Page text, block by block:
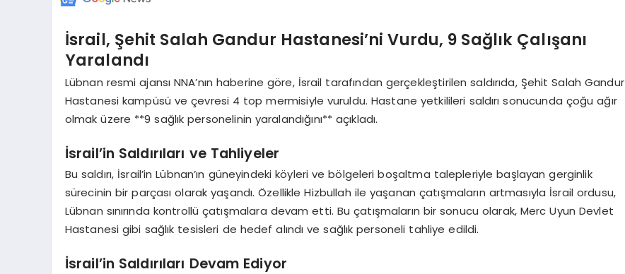
İsrail, Şehit Salah Gandur Hastanesi’ni Vurdu, 9 Sağlık Çalışanı
Yaralandı
Lübnan resmi ajansı NNA’nın haberine göre, İsrail tarafından gerçekleştirilen saldırıda, Şehit Salah Gandur
Hastanesi kampüsü ve çevresi 4 top mermisiyle vuruldu. Hastane yetkilileri saldırı sonucunda çoğu ağır
olmak üzere **9 sağlık personelinin yaralandığını** açıkladı.
İsrail’in Saldırıları ve Tahliyeler
Bu saldırı, İsrail’in Lübnan’ın güneyindeki köyleri ve bölgeleri boşaltma talepleriyle başlayan gerginlik
sürecinin bir parçası olarak yaşandı. Özellikle Hizbullah ile yaşanan çatışmaların artmasıyla İsrail ordusu,
Lübnan sınırında kontrollü çatışmalara devam etti. Bu çatışmaların bir sonucu olarak, Merc Uyun Devlet
Hastanesi gibi sağlık tesisleri de hedef alındı ve sağlık personeli tahliye edildi.
İsrail’in Saldırıları Devam Ediyor